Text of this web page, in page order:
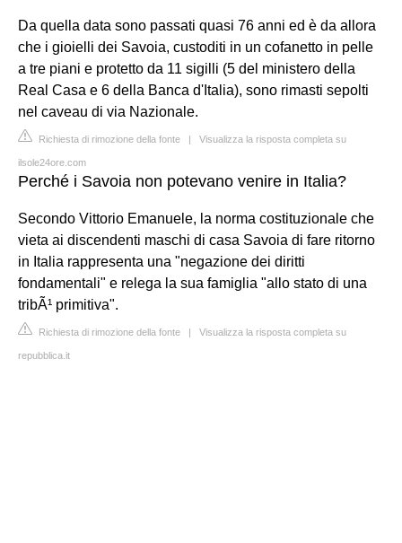
Da quella data sono passati quasi 76 anni ed è da allora
che i gioielli dei Savoia, custoditi in un cofanetto in pelle
a tre piani e protetto da 11 sigilli (5 del ministero della
Real Casa e 6 della Banca d'Italia), sono rimasti sepolti
nel caveau di via Nazionale.
Richiesta di rimozione della fonte | Visualizza la risposta completa su
ilsole24ore.com
Perché i Savoia non potevano venire in Italia?
Secondo Vittorio Emanuele, la norma costituzionale che
vieta ai discendenti maschi di casa Savoia di fare ritorno
in Italia rappresenta una "negazione dei diritti
fondamentali" e relega la sua famiglia "allo stato di una
tribÃ¹ primitiva".
Richiesta di rimozione della fonte | Visualizza la risposta completa su
repubblica.it